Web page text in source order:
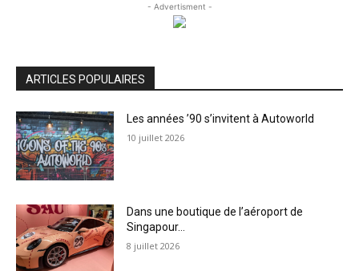
- Advertisment -
ARTICLES POPULAIRES
Les années ’90 s’invitent à Autoworld
10 juillet 2026
Dans une boutique de l’aéroport de
Singapour…
8 juillet 2026